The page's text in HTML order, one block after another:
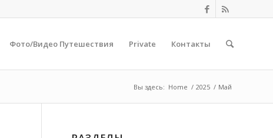
Фото/Видео Путешествия Private Контакты
Вы здесь: Home / 2025 / Май